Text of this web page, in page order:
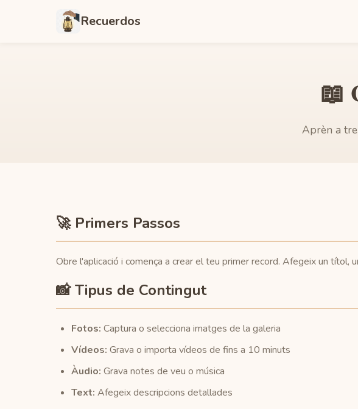
Recuerdos
📖
Aprèn a
🚀 Primers Passos
Obre l'aplicació i comença a crear el teu primer record. Afegeix un títol,
📸 Tipus de Contingut
Fotos: Captura o selecciona imatges de la galeria
Vídeos: Grava o importa vídeos de fins a 10 minuts
Àudio: Grava notes de veu o música
Text: Afegeix descripcions detallades